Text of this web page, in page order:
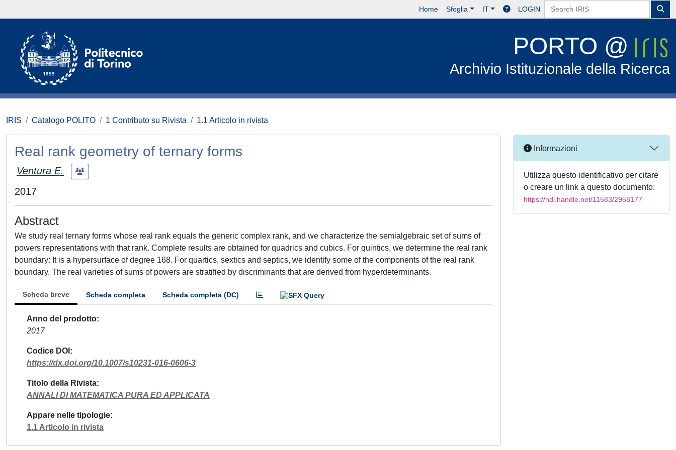
Home Sfoglia IT LOGIN
PORTO @
Archivio Istituzionale della Ricerca
IRIS Catalogo POLITO 1 Contributo su Rivista 1.1 Articolo in rivista
Real rank geometry of ternary forms
Ventura E.
2017
Abstract
We study real ternary forms whose real rank equals the generic complex rank, and we characterize the semialgebraic set of sums of
powers representations with that rank. Complete results are obtained for quadrics and cubics. For quintics, we determine the real rank
boundary: It is a hypersurface of degree 168. For quartics, sextics and septics, we identify some of the components of the real rank
boundary. The real varieties of sums of powers are stratified by discriminants that are derived from hyperdeterminants.
Scheda breve Scheda completa Scheda completa (DC)
Anno del prodotto
2017
Codice DOI
https://dx.doi.org/10.1007/s10231-016-0606-3
Titolo della Rivista
ANNALI DI MATEMATICA PURA ED APPLICATA
Appare nelle tipologie
1.1 Articolo in rivista
Informazioni
Utilizza questo identificativo per citare
o creare un link a questo documento:
https://hdl.handle.net/11583/2958177